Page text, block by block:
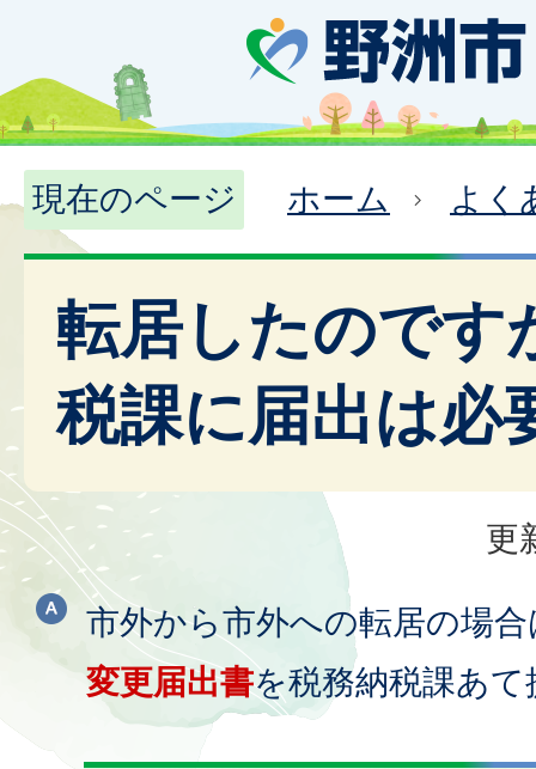
現在のページ ホーム よく
転居したのです
税課に届出は必
更
市外から市外への転居の場
変更届出書を税務納税課あ